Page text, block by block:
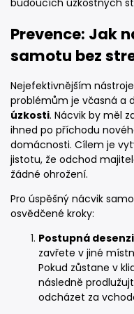
budoucích úzkostných
Prevence: Jak
samotu bez
Nejefektivnějším
problémům je včasná a
úzkosti. Nácvik by měl
ihned po příchodu
domácnosti. Cílem je
jistotu, že odchod
žádné ohrožení.
Pro úspěšný nácvik
osvědčené kroky:
Postupná
zavřete v jiné
Pokud zůstane v
následně
odcházet za